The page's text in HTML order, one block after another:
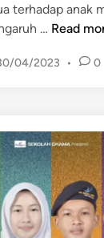
terhadap anak
… P
n
u
h
o
r
a
Read
04/2023 • 0